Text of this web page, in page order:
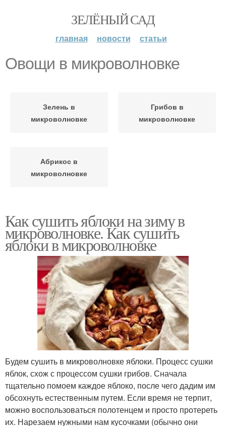
ЗЕЛЁНЫЙ САД
главная новости статьи
Овощи в микроволновке
Зелень в
микроволновке
Грибов в
микроволновке
Абрикос в
микроволновке
Как сушить яблоки на зиму в
микроволновке. Как сушить
яблоки в микроволновке
Будем сушить в микроволновке яблоки. Процесс сушки
яблок, схож с процессом сушки грибов. Сначала
тщательно помоем каждое яблоко, после чего дадим им
обсохнуть естественным путем. Если время не терпит,
можно воспользоваться полотенцем и просто протереть
их. Нарезаем нужными нам кусочками (обычно они